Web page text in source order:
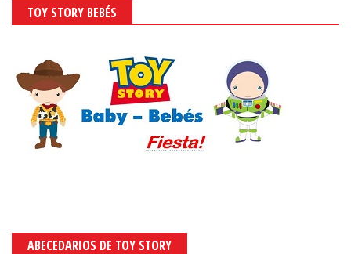
TOY STORY BEBÉS
ABECEDARIOS DE TOY STORY